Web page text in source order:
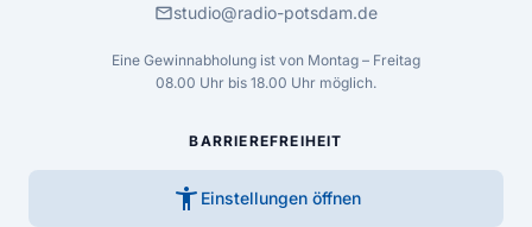
mailstudio@radio-potsdam.de
Eine Gewinnabholung ist von Montag – Freitag
08.00 Uhr bis 18.00 Uhr möglich.
BARRIEREFREIHEIT
accessibility_new Einstellungen öffnen